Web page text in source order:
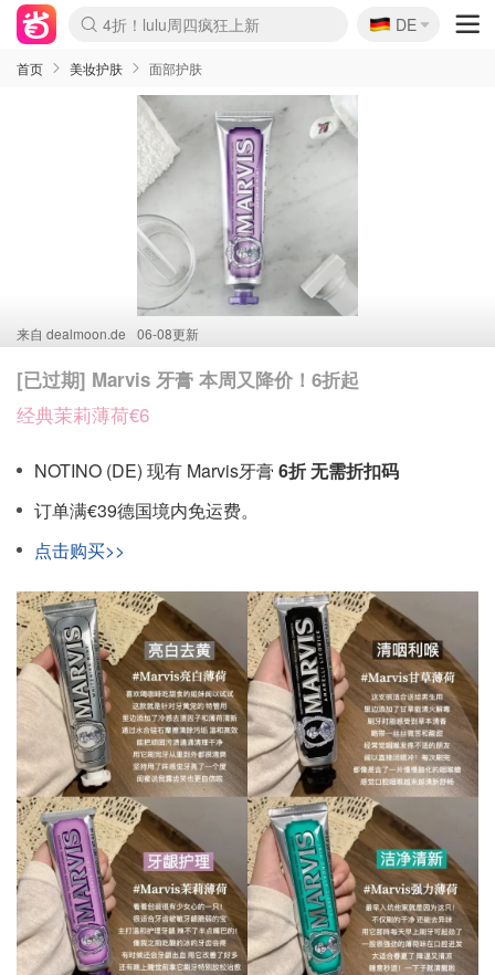
Boticinal 夏促开抢！
4折！lulu周四疯狂上新
还没结束！&OtherStories大促
Joybuy变相75折 随时失效
速领！Stanley独家85折
疑似霸哥！Camper额外叠85折
Zalando 奥莱闪促！每日更新
Moncler反季囤！5折起+叠9折
Coach Brooklyn仅€192
🇩🇪
DE
首页 美妆护肤 面部护肤
来自 dealmoon.de 06-08更新
[已过期] Marvis 牙膏 本周又降价！6折起
经典茉莉薄荷€6
NOTINO (DE) 现有 Marvis牙膏 6折 无需折扣码
订单满€39德国境内免运费。
点击购买>>